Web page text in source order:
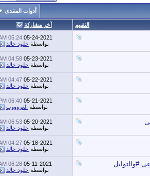
أدوات المنتدى
التقييم آخر مشاركة
05-24-2021
05:24 AM
بواسطة خلود خالد
05-23-2021
04:58 AM
بواسطة خلود خالد
05-22-2021
04:47 AM
بواسطة خلود خالد
05-21-2021
06:40 PM
بواسطة الغروووب
05-20-2021
06:53 AM
بواسطة خلود خالد
05-18-2021
04:27 AM
بواسطة خلود خالد
#والتوابل 05-11-2021
06:28 AM
بواسطة خلود خالد